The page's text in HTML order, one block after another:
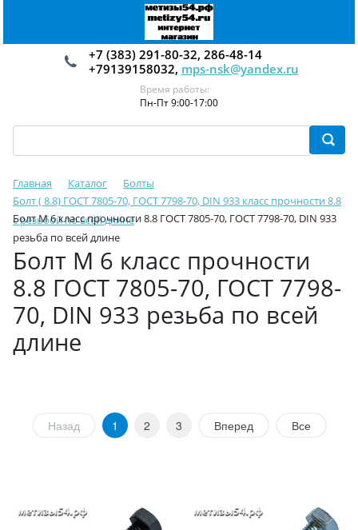
+7 (383) 291-80-32, 286-48-14
+79139158032, mps-nsk@yandex.ru
Время работы:
Пн-Пт 9:00-17:00
Главная Каталог
Болты
Болт ( 8.8) ГОСТ 7805-70, ГОСТ 7798-70, DIN 933 класс прочности 8.8
с резьбой по всей длине
Болт М 6 класс прочности 8.8 ГОСТ 7805-70, ГОСТ 7798-70, DIN 933
резьба по всей длине
Болт М 6 класс прочности
8.8 ГОСТ 7805-70, ГОСТ 7798-
70, DIN 933 резьба по всей
длине
Назад 1 2 3 Вперед Все